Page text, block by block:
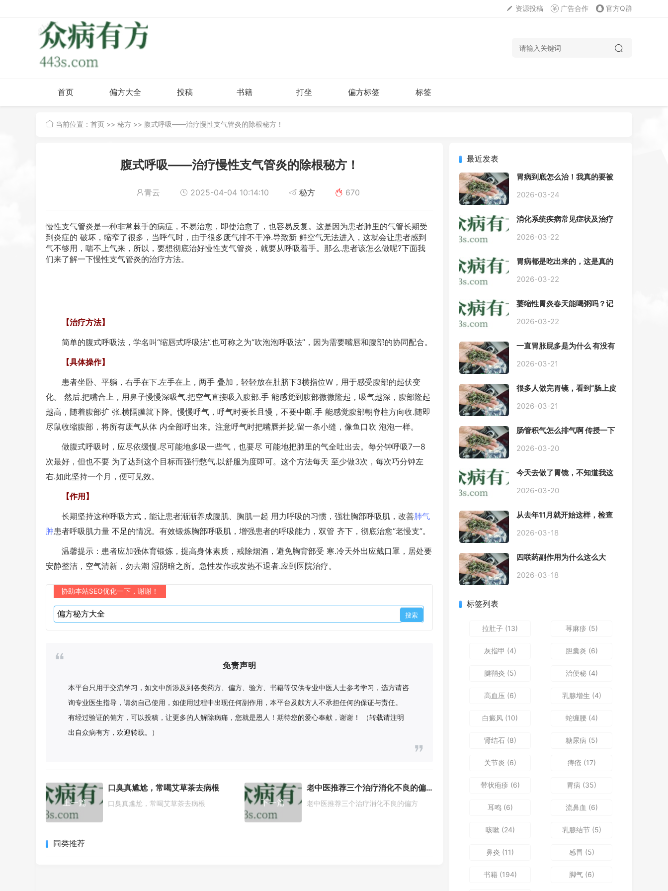
资源投稿 广告合作 官方Q群
首页 偏方大全 投稿 书籍 打坐 偏方标签 标签
当前位置： 首页 >> 秘方 >> 腹式呼吸——治疗慢性支气管炎的除根秘方！
腹式呼吸——治疗慢性支气管炎的除根秘方！
青云 2025-04-04 10:14:10 秘方 670
慢性支气管炎是一种非常棘手的病症，不易治愈，即使治愈了，也容易反复。这是因为患者肺里的气管长期受
到炎症的 破坏，缩窄了很多，当呼气时，由于很多废气排不干净.导致新 鲜空气无法进入，这就会让患者感到
气不够用，喘不上气来，所以，要想彻底治好慢性支气管炎，就要从呼吸着手。那么.患者该怎么做呢?下面我
们来了解一下慢性支气管炎的治疗方法。
【治疗方法】
简单的腹式呼吸法，学名叫“缩唇式呼吸法”.也可称之为“吹泡泡呼吸法”，因为需要嘴唇和腹部的协同配合。
【具体操作】
患者坐卧、平躺，右手在下.左手在上，两手 叠加，轻轻放在肚脐下3横指位W，用于感受腹部的起伏变
化。 然后.把嘴合上，用鼻子慢慢深吸气.把空气直接吸入腹部.手 能感觉到腹部微微隆起，吸气越深，腹部隆起
越高，随着腹部扩 张.横隔膜就下降。慢慢呼气，呼气时要长且慢，不要中断.手 能感觉腹部朝脊柱方向收.随即
尽鼠收缩腹部，将所有废气从体 内全部呼出来。注意呼气时把嘴唇并拢.留一条小缝，像鱼口吹 泡泡一样。
做腹式呼吸时，应尽依缓慢.尽可能地多吸一些气，也要尽 可能地把肺里的气全吐出去。每分钟呼吸7一8
次最好，但也不要 为了达到这个目标而强行憋气.以舒服为度即可。这个方法每天 至少做3次，每次巧分钟左
右.如此坚持一个月，便可见效。
【作用】
长期坚持这种呼吸方式，能让患者渐渐养成腹肌、胸肌一起 用力呼吸的习惯，强壮胸部呼吸肌，改善肺气
肿患者呼吸肌力量 不足的情况。有效锻炼胸部呼吸肌，增强患者的呼吸能力，双管 齐下，彻底治愈“老慢支”。
温馨提示：患者应加强体育锻炼，提高身体素质，戒除烟酒，避免胸背部受 寒.冷天外出应戴口罩，居处要
安静整洁，空气清新，勿去潮 湿阴暗之所。急性发作或发热不退者.应到医院治疗。
协助本站SEO优化一下，谢谢！
免责声明
本平台只用于交流学习，如文中所涉及到各类药方、偏方、验方、书籍等仅供专业中医人士参考学习，选方请咨
询专业医生指导，请勿自己使用，如使用过程中出现任何副作用，本平台及献方人不承担任何的保证与责任。
有经过验证的偏方，可以投稿，让更多的人解除病痛，您就是恩人！期待您的爱心奉献，谢谢！ （转载请注明
出自众病有方，欢迎转载。）
上一篇
口臭真尴尬，常喝艾草茶去病根
口臭真尴尬，常喝艾草茶去病根 下一篇
老中医推荐三个治疗消化不良的偏方
老中医推荐三个治疗消化不良的偏方
同类推荐
最近发表
胃病到底怎么治！我真的要被
2026-03-24
消化系统疾病常见症状及治疗
案
2026-03-22
胃病都是吃出来的，这是真的
2026-03-22
萎缩性胃炎春天能喝粥吗？记
2026-03-22
一直胃胀屁多是为什么 有没有
2026-03-21
很多人做完胃镜，看到“肠上皮
己上网查又吓睡不着，到底严
2026-03-21
肠管积气怎么排气啊 传授一下
2026-03-20
今天去做了胃镜，不知道我这
2026-03-20
从去年11月就开始这样，检查
是轻微的胃炎，胃不疼，但是
感，打出来就好一些，还一直
打空嗝，各种药吃了都没效果
2026-03-18
四联药副作用为什么这么大
2026-03-18
标签列表
拉肚子 (13) 荨麻疹 (5)
灰指甲 (4) 胆囊炎 (6)
腱鞘炎 (5) 治便秘(4)
高血压(6) 乳腺增生 (4)
白癜风 (10) 蛇缠腰(4)
肾结石(8) 糖尿病 (5)
关节炎 (6) 痔疮 (17)
带状疱疹 (6) 胃病 (35)
耳鸣(6) 流鼻血 (6)
咳嗽 (24) 乳腺结节(5)
鼻炎 (11) 感冒 (5)
书籍(194) 脚气(6)